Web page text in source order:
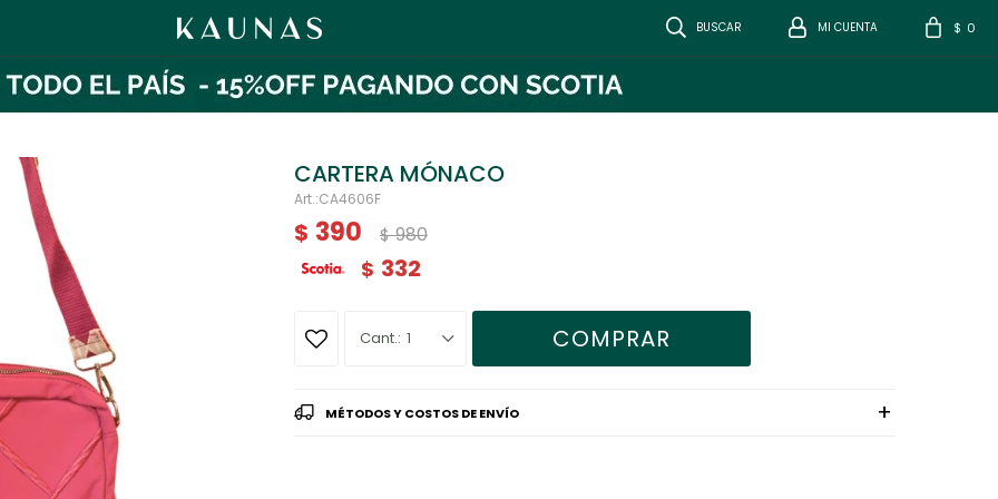
$ 0
CARTERA MÓNACO
CA4606F
$ 390 $ 980
$ 332
1 COMPRAR
MÉTODOS Y COSTOS DE ENVÍO